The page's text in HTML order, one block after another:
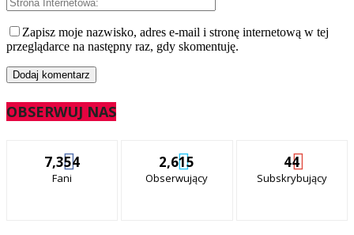
Zapisz moje nazwisko, adres e-mail i stronę internetową w tej
przeglądarce na następny raz, gdy skomentuję.
OBSERWUJ NAS
7,354
Fani
2,615
Obserwujący
44
Subskrybujący